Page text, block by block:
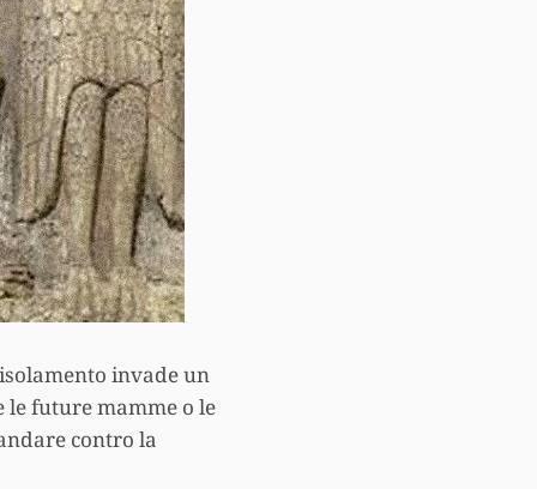
invade un
le future mamme o le
contro la